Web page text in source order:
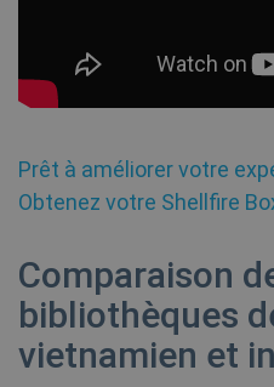
Prêt à améliorer votre
Obtenez votre Shellfire
Comparaison
bibliothèques
vietnamien et
Les cookies strictement
des fonctionnalités de
des comptes. Le site